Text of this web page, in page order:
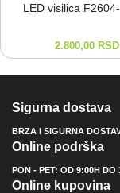
LED visilica
2.800,00 RSD
Sigurna dostava
BRZA I SIGURNA
Online podrška
PON - PET: OD 9:00H DO
Online kupovina